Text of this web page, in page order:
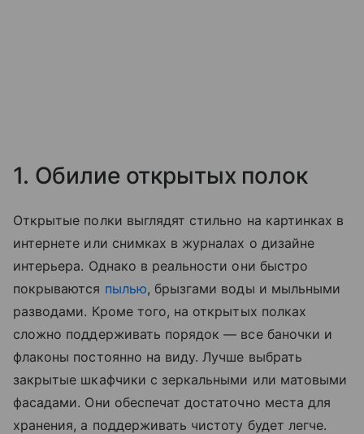
1. Обилие открытых полок
Открытые полки выглядят стильно на картинках в
интернете или снимках в журналах о дизайне
интерьера. Однако в реальности они быстро
покрываются пылью, брызгами воды и мыльными
разводами. Кроме того, на открытых полках
сложно поддерживать порядок — все баночки и
флаконы постоянно на виду. Лучше выбрать
закрытые шкафчики с зеркальными или матовыми
фасадами. Они обеспечат достаточно места для
хранения, а поддерживать чистоту будет легче.